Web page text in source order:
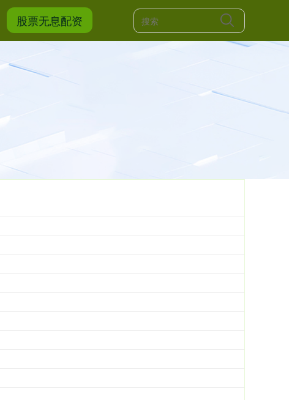
股票无息配资